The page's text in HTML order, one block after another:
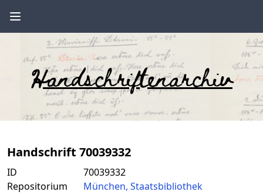
Handschriftenarchiv
Handschrift 70039332
ID
70039332
Repositorium
München, Staatsbibliothek